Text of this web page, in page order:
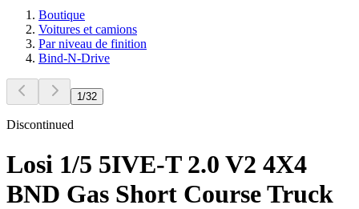
Boutique
Voitures et camions
Par niveau de finition
Bind-N-Drive
1/32
Discontinued
Losi 1/5 5IVE-T 2.0 V2 4X4
BND Gas Short Course Truck